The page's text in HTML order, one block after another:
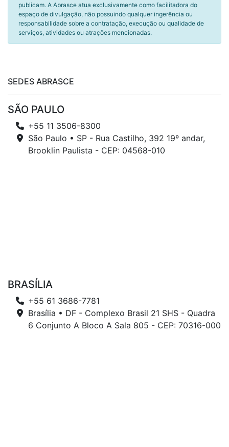
publicam. A Abrasce atua exclusivamente como facilitadora do
espaço de divulgação, não possuindo qualquer ingerência ou
responsabilidade sobre a contratação, execução ou qualidade de
serviços, atividades ou atrações mencionadas.
SEDES ABRASCE
SÃO PAULO
+55 11 3506-8300
São Paulo • SP - Rua Castilho, 392 19º andar,
Brooklin Paulista - CEP: 04568-010
BRASÍLIA
+55 61 3686-7781
Brasília • DF - Complexo Brasil 21 SHS - Quadra
6 Conjunto A Bloco A Sala 805 - CEP: 70316-000